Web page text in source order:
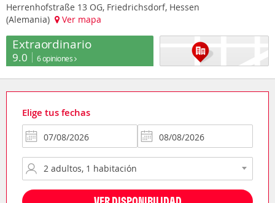
Herrenhofstraße 13 OG, Friedrichsdorf, Hessen
(Alemania)
Ver mapa
Extraordinario
9.0 6 opiniones
Elige tus fechas